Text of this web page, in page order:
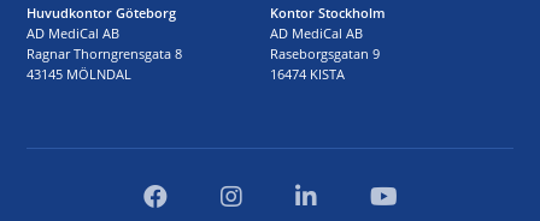
Huvudkontor Göteborg
AD MediCal AB
Ragnar Thorngrensgata 8
43145 MÖLNDAL
Kontor Stockholm
AD MediCal AB
Raseborgsgatan 9
16474 KISTA